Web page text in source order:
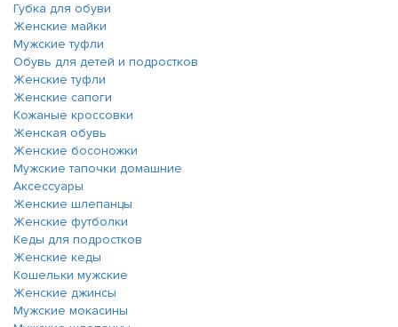
Губка для обуви
Женские майки
Мужские туфли
Обувь для детей и подростков
Женские туфли
Женские сапоги
Кожаные кроссовки
Женская обувь
Женские босоножки
Мужские тапочки домашние
Аксессуары
Женские шлепанцы
Женские футболки
Кеды для подростков
Женские кеды
Кошельки мужские
Женские джинсы
Мужские мокасины